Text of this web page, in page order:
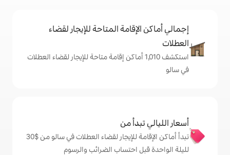
المتاحة للإيجار لقضاء
1,010 أماكن إقامة متاحة للإيجار لقضاء العطلات
تبدأ أماكن الإقامة للإيجار لقضاء العطلات في سالو من $‏30
احتساب الضرائب والرسوم